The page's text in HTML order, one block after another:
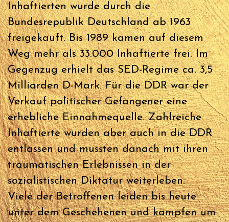
Inhaftierten wurde durch die
Bundesrepublik Deutschland ab 1963
freigekauft. Bis 1989 kamen auf diesem
Weg mehr als 33.000 Inhaftierte frei. Im
Gegenzug erhielt das SED-Regime ca. 3,5
Milliarden D-Mark. Für die DDR war der
Verkauf politischer Gefangener eine
erhebliche Einnahmequelle. Zahlreiche
Inhaftierte wurden aber auch in die DDR
entlassen und mussten danach mit ihren
traumatischen Erlebnissen in der
sozialistischen Diktatur weiterleben.
Viele der Betroffenen leiden bis heute
unter dem Geschehenen und kämpfen um